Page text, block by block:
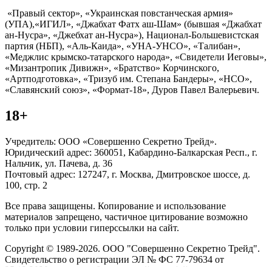
«Правый сектор», «Украинская повстанческая армия»
(УПА),«ИГИЛ», «Джабхат Фатх аш-Шам» (бывшая «Джабхат
ан-Нусра», «Джебхат ан-Нусра»), Национал-Большевистская
партия (НБП), «Аль-Каида», «УНА-УНСО», «Талибан»,
«Меджлис крымско-татарского народа», «Свидетели Иеговы»,
«Мизантропик Дивижн», «Братство» Корчинского,
«Артподготовка», «Тризуб им. Степана Бандеры», «НСО»,
«Славянский союз», «Формат-18», Дуров Павел Валерьевич.
18+
Учредитель: ООО «Совершенно Секретно Трейд».
Юридический адрес: 360051, Кабардино-Балкарская Респ., г.
Нальчик, ул. Пачева, д. 36
Почтовый адрес: 127247, г. Москва, Дмитровское шоссе, д.
100, стр. 2
Все права защищены. Копирование и использование
материалов запрещено, частичное цитирование возможно
только при условии гиперссылки на сайт.
Copyright © 1989-2026. ООО "Совершенно Секретно Трейд".
Свидетельство о регистрации ЭЛ № ФС 77-79634 от